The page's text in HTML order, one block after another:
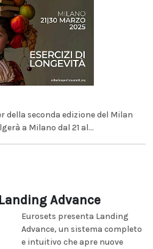
della seconda edizione del Milan
a Milano dal 21 al...
Advance
Eurosets presenta Landing
Advance, un sistema completo
e intuitivo che apre nuove